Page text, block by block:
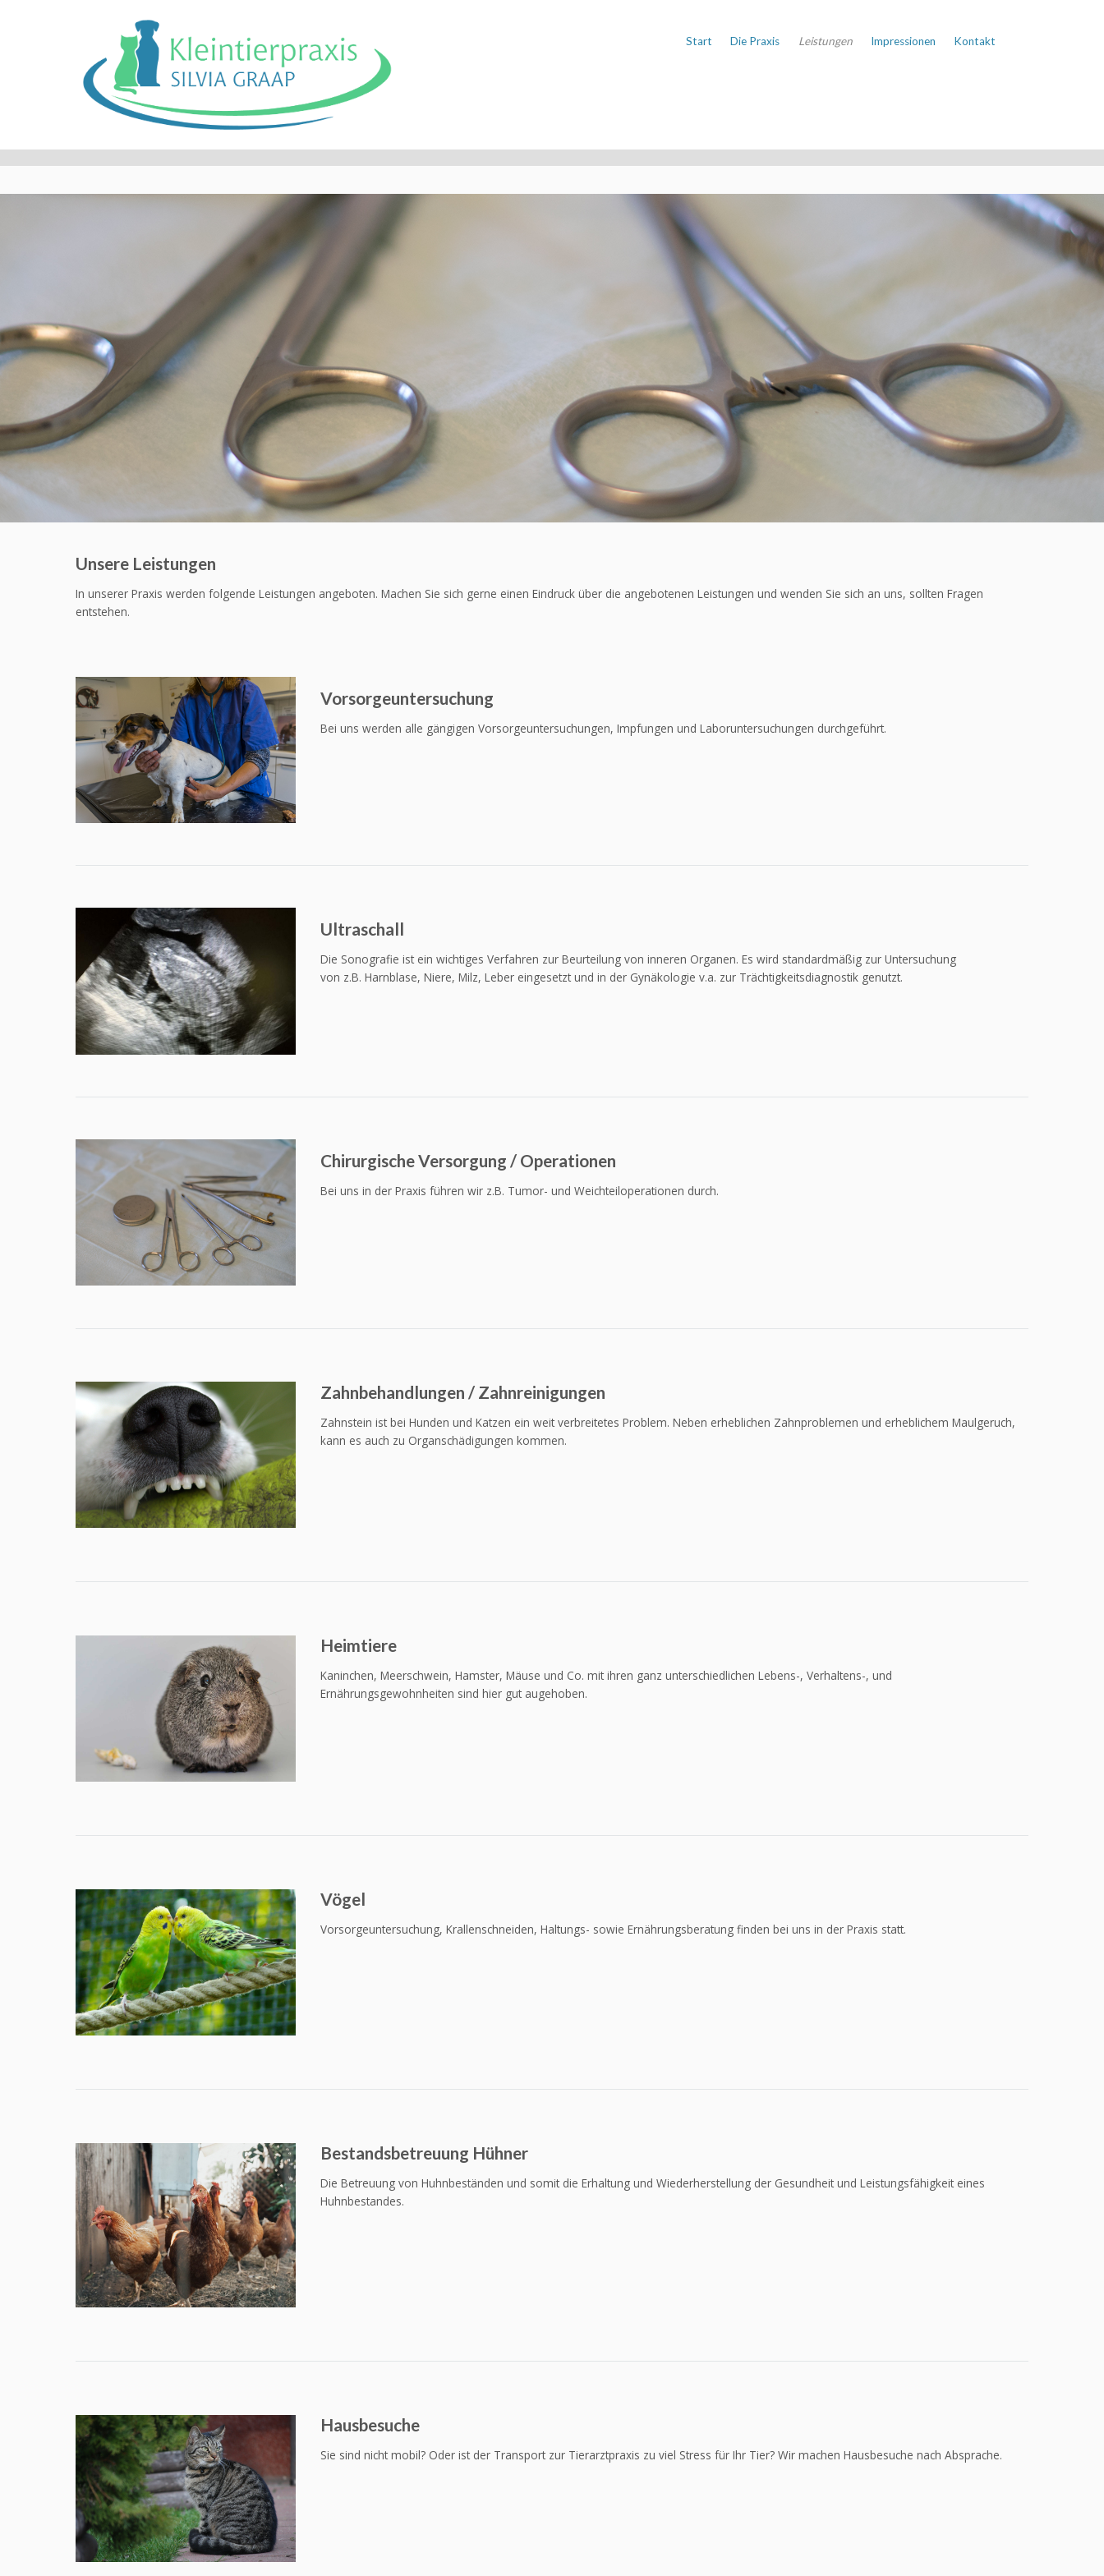
Start Die Praxis Leistungen Impressionen Kontakt
Unsere Leistungen
In unserer Praxis werden folgende Leistungen angeboten. Machen Sie sich gerne einen Eindruck über die angebotenen Leistungen und wenden Sie sich an uns, sollten Fragen
entstehen.
Vorsorgeuntersuchung
Bei uns werden alle gängigen Vorsorgeuntersuchungen, Impfungen und Laboruntersuchungen durchgeführt.
Ultraschall
Die Sonografie ist ein wichtiges Verfahren zur Beurteilung von inneren Organen. Es wird standardmäßig zur Untersuchung
von z.B. Harnblase, Niere, Milz, Leber eingesetzt und in der Gynäkologie v.a. zur Trächtigkeitsdiagnostik genutzt.
Chirurgische Versorgung / Operationen
Bei uns in der Praxis führen wir z.B. Tumor- und Weichteiloperationen durch.
Zahnbehandlungen / Zahnreinigungen
Zahnstein ist bei Hunden und Katzen ein weit verbreitetes Problem. Neben erheblichen Zahnproblemen und erheblichem Maulgeruch,
kann es auch zu Organschädigungen kommen.
Heimtiere
Kaninchen, Meerschwein, Hamster, Mäuse und Co. mit ihren ganz unterschiedlichen Lebens-, Verhaltens-, und
Ernährungsgewohnheiten sind hier gut augehoben.
Vögel
Vorsorgeuntersuchung, Krallenschneiden, Haltungs- sowie Ernährungsberatung finden bei uns in der Praxis statt.
Bestandsbetreuung Hühner
Die Betreuung von Huhnbeständen und somit die Erhaltung und Wiederherstellung der Gesundheit und Leistungsfähigkeit eines
Huhnbestandes.
Hausbesuche
Sie sind nicht mobil? Oder ist der Transport zur Tierarztpraxis zu viel Stress für Ihr Tier? Wir machen Hausbesuche nach Absprache.